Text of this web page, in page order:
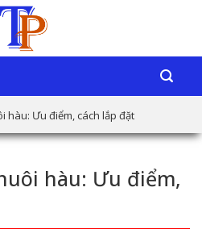
hàu: Ưu điểm, cách lắp đặt
hàu: Ưu điểm,